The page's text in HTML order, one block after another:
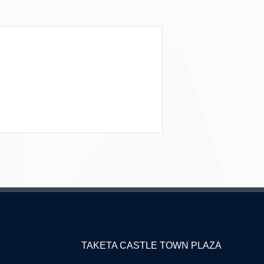
TAKETA CASTLE TOWN PLAZA